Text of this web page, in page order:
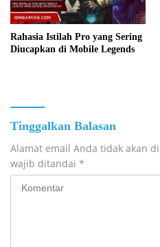
Rahasia Istilah Pro yang Sering
Diucapkan di Mobile Legends
Tinggalkan Balasan
Alamat email Anda tidak akan
wajib ditandai *